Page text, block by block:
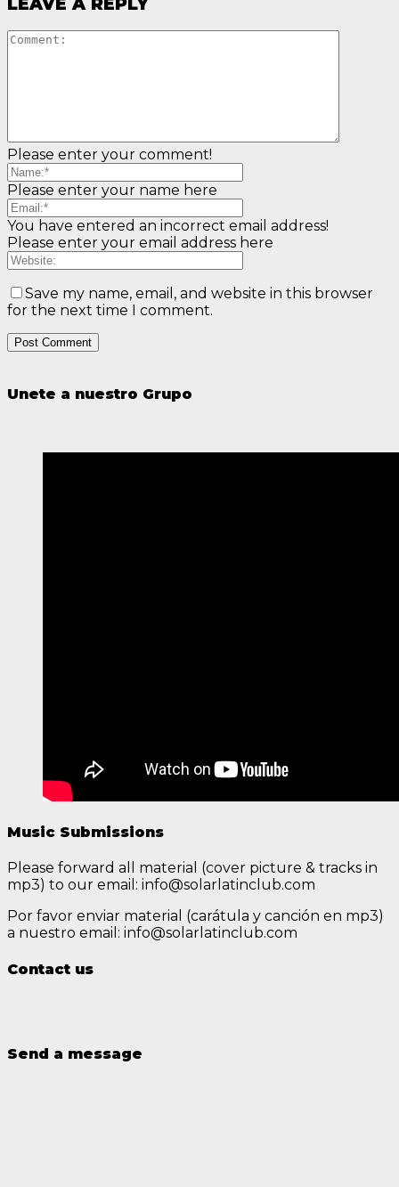
Please enter your comment!
Please enter your name here
You have entered an incorrect email address!
Please enter your email address here
Save my name, email, and website in this browser
for the next time I comment.
Unete a nuestro Grupo
Music Submissions
Please forward all material (cover picture & tracks in
mp3) to our email: info@solarlatinclub.com
Por favor enviar material (carátula y canción en mp3)
a nuestro email: info@solarlatinclub.com
Contact us
Send a message